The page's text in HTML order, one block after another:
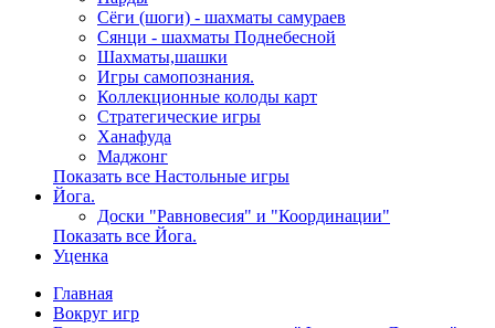
Сёги (шоги) - шахматы самураев
Сянци - шахматы Поднебесной
Шахматы,шашки
Игры самопознания.
Коллекционные колоды карт
Стратегические игры
Ханафуда
Маджонг
Показать все Настольные игры
Йога.
Доски "Равновесия" и "Координации"
Показать все Йога.
Уценка
Главная
Вокруг игр